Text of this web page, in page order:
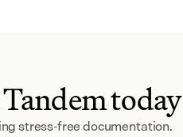
today
stress-free documentation.